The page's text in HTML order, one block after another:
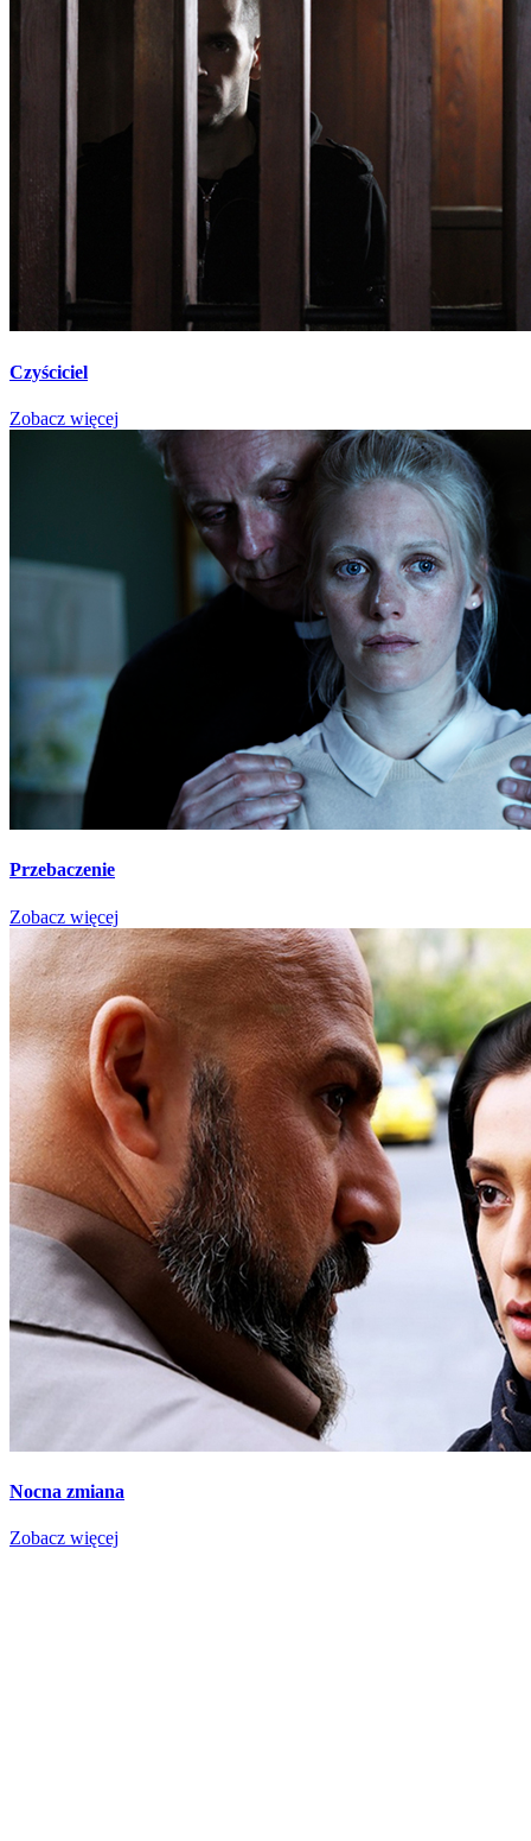
Czyściciel
Zobacz więcej
Przebaczenie
Zobacz więcej
Nocna zmiana
Zobacz więcej